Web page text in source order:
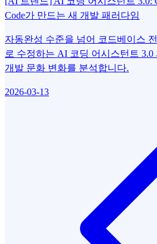
Code가 만드는 새 개발 패러다임
자동완성 수준을 넘어 코드베이스
로 수정하는 AI 코딩 어시스턴트
개발 문화 변화를 분석합니다.
2026-03-13